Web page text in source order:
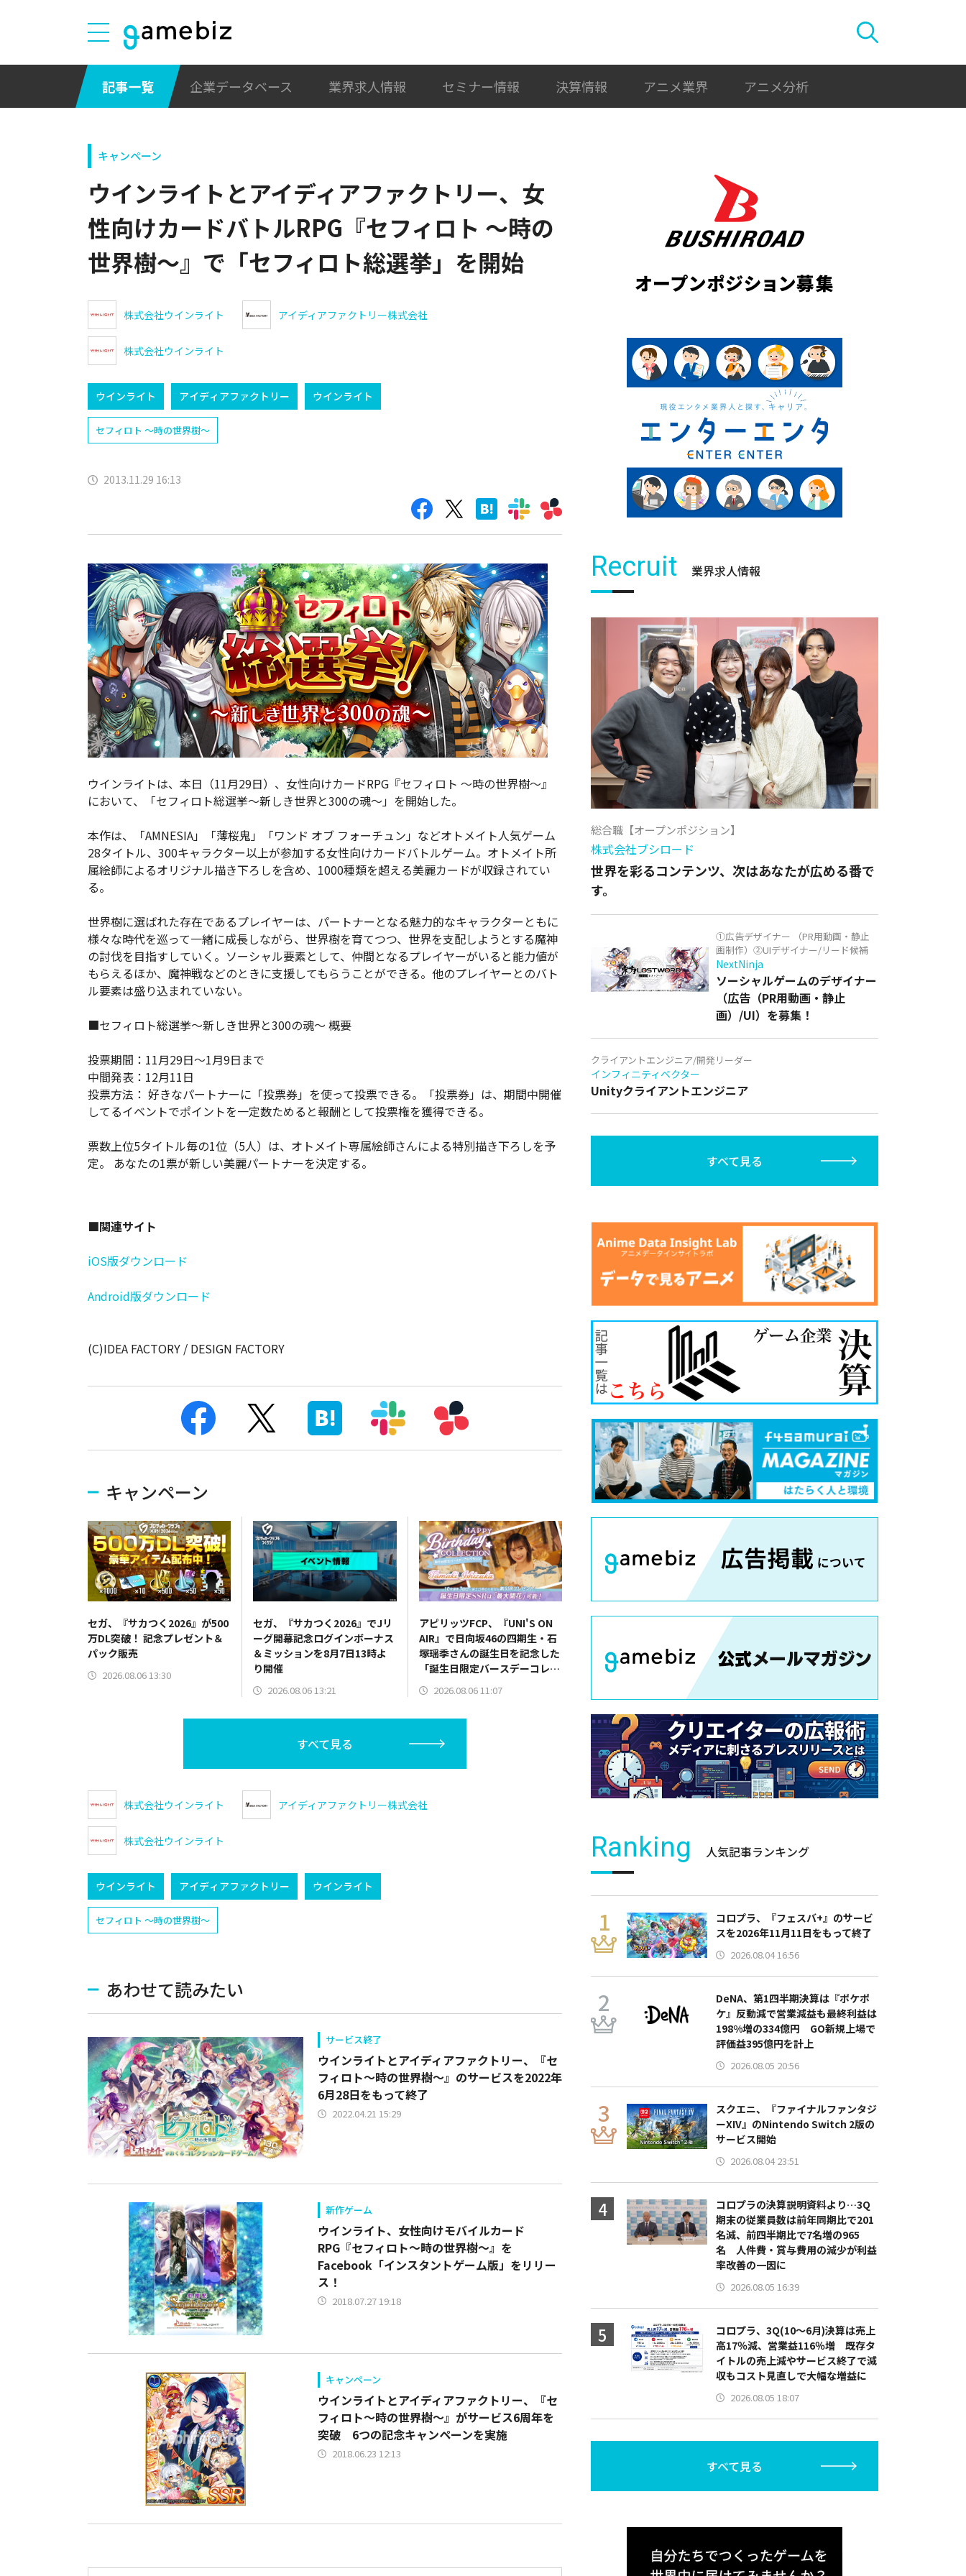
記事一覧 企業データベース 業界求人情報 セミナー情報 決算情報 アニメ業界 アニメ分析
キャンペーン
ウインライトとアイディアファクトリー、女
性向けカードバトルRPG『セフィロト ～時の
世界樹～』で「セフィロト総選挙」を開始
株式会社ウインライト アイディアファクトリー株式会社
株式会社ウインライト
ウインライト アイディアファクトリー ウインライト
セフィロト ～時の世界樹～
2013.11.29 16:13
ウインライトは、本日（11月29日）、女性向けカードRPG『セフィロト ～時の世界樹～』
において、「セフィロト総選挙～新しき世界と300の魂～」を開始した。
本作は、「AMNESIA」「薄桜鬼」「ワンド オブ フォーチュン」などオトメイト人気ゲーム
28タイトル、300キャラクター以上が参加する女性向けカードバトルゲーム。オトメイト所
属絵師によるオリジナル描き下ろしを含め、1000種類を超える美麗カードが収録されてい
る。
世界樹に選ばれた存在であるプレイヤーは、パートナーとなる魅力的なキャラクターともに
様々な時代を巡って一緒に成長しながら、世界樹を育てつつ、世界を支配しようとする魔神
の討伐を目指すしていく。ソーシャル要素として、仲間となるプレイヤーがいると能力値が
もらえるほか、魔神戦などのときに支援してもらうことができる。他のプレイヤーとのバト
ル要素は盛り込まれていない。
■セフィロト総選挙～新しき世界と300の魂～ 概要
投票期間：11月29日～1月9日まで
中間発表：12月11日
投票方法： 好きなパートナーに「投票券」を使って投票できる。「投票券」は、期間中開催
してるイベントでポイントを一定数ためると報酬として投票権を獲得できる。
票数上位5タイトル毎の1位（5人）は、オトメイト専属絵師さんによる特別描き下ろしを予
定。 あなたの1票が新しい美麗パートナーを決定する。
■関連サイト
iOS版ダウンロード
Android版ダウンロード
(C)IDEA FACTORY / DESIGN FACTORY
キャンペーン
セガ、『サカつく2026』が500
万DL突破！ 記念プレゼント＆
パック販売
2026.08.06 13:30
セガ、『サカつく2026』でJリ
ーグ開幕記念ログインボーナス
＆ミッションを8月7日13時よ
り開催
2026.08.06 13:21
アピリッツFCP、『UNI'S ON
AIR』で日向坂46の四期生・石
塚瑶季さんの誕生日を記念した
「誕生日限定バースデーコレク
ション」を開催中
2026.08.06 11:07
すべて見る
株式会社ウインライト アイディアファクトリー株式会社
株式会社ウインライト
ウインライト アイディアファクトリー ウインライト
セフィロト ～時の世界樹～
あわせて読みたい
サービス終了
ウインライトとアイディアファクトリー、『セ
フィロト～時の世界樹～』のサービスを2022年
6月28日をもって終了
2022.04.21 15:29
新作ゲーム
ウインライト、女性向けモバイルカード
RPG『セフィロト～時の世界樹～』を
Facebook「インスタントゲーム版」をリリー
ス！
2018.07.27 19:18
キャンペーン
ウインライトとアイディアファクトリー、『セ
フィロト～時の世界樹～』がサービス6周年を
突破 6つの記念キャンペーンを実施
2018.06.23 12:13
Recruit 業界求人情報
総合職【オープンポジション】
株式会社ブシロード
世界を彩るコンテンツ、次はあなたが広める番で
す。
①広告デザイナー （PR用動画・静止
画制作）②UIデザイナー/リード候補
NextNinja
ソーシャルゲームのデザイナー
（広告（PR用動画・静止
画）/UI）を募集！
クライアントエンジニア/開発リーダー
インフィニティベクター
Unityクライアントエンジニア
すべて見る
Ranking 人気記事ランキング
コロプラ、『フェスバ+』のサービ
スを2026年11月11日をもって終了
2026.08.04 16:56
DeNA、第1四半期決算は『ポケポ
ケ』反動減で営業減益も最終利益は
198%増の334億円 GO新規上場で
評価益395億円を計上
2026.08.05 20:56
スクエニ、『ファイナルファンタジ
ーXIV』のNintendo Switch 2版の
サービス開始
2026.08.04 23:51
コロプラの決算説明資料より…3Q
期末の従業員数は前年同期比で201
名減、前四半期比で7名増の965
名 人件費・賞与費用の減少が利益
率改善の一因に
2026.08.05 16:39
コロプラ、3Q(10～6月)決算は売上
高17％減、営業益116％増 既存タ
イトルの売上減やサービス終了で減
収もコスト見直しで大幅な増益に
2026.08.05 18:07
すべて見る